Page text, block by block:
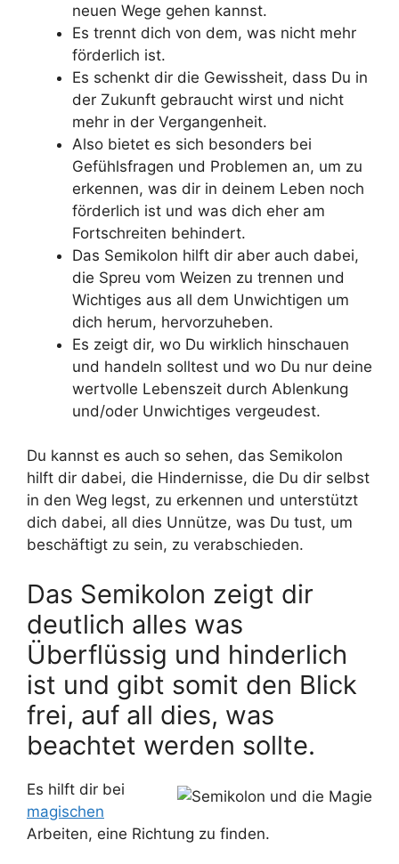
neuen Wege gehen kannst.
Es trennt dich von dem, was nicht mehr
förderlich ist.
Es schenkt dir die Gewissheit, dass Du in
der Zukunft gebraucht wirst und nicht
mehr in der Vergangenheit.
Also bietet es sich besonders bei
Gefühlsfragen und Problemen an, um zu
erkennen, was dir in deinem Leben noch
förderlich ist und was dich eher am
Fortschreiten behindert.
Das Semikolon hilft dir aber auch dabei,
die Spreu vom Weizen zu trennen und
Wichtiges aus all dem Unwichtigen um
dich herum, hervorzuheben.
Es zeigt dir, wo Du wirklich hinschauen
und handeln solltest und wo Du nur deine
wertvolle Lebenszeit durch Ablenkung
und/oder Unwichtiges vergeudest.
Du kannst es auch so sehen, das Semikolon
hilft dir dabei, die Hindernisse, die Du dir selbst
in den Weg legst, zu erkennen und unterstützt
dich dabei, all dies Unnütze, was Du tust, um
beschäftigt zu sein, zu verabschieden.
Das Semikolon zeigt dir
deutlich alles was
Überflüssig und hinderlich
ist und gibt somit den Blick
frei, auf all dies, was
beachtet werden sollte.
Es hilft dir bei
magischen
Arbeiten, eine Richtung zu finden.